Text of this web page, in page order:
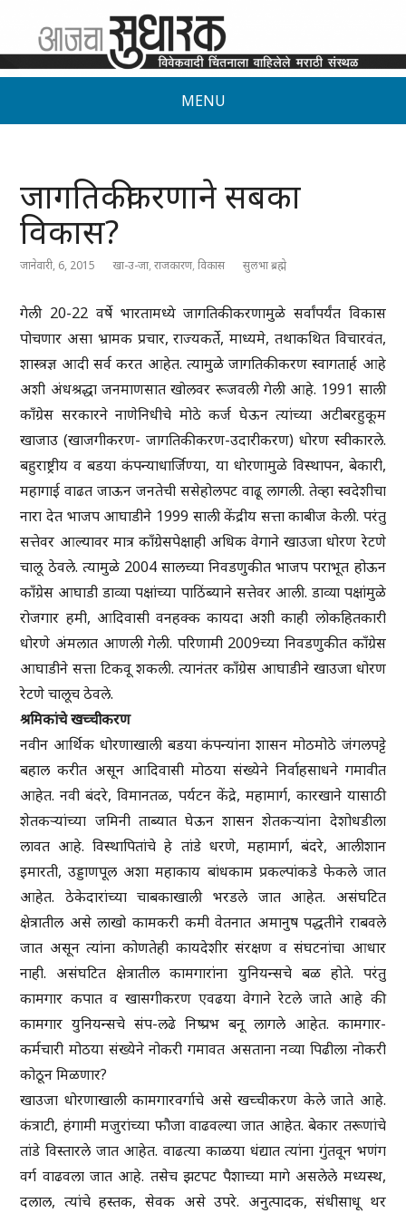
MENU
जागतिकीकरणाने सबका
विकास?
जानेवारी, 6, 2015 खा-उ-जा,राजकारण,विकास सुलभा ब्रह्मे
गेली 20-22 वर्षे भारतामध्ये जागतिकीकरणामुळे सर्वांपर्यंत विकास
पोचणार असा भ्रामक प्रचार, राज्यकर्ते, माध्यमे, तथाकथित विचारवंत,
शास्त्रज्ञ आदी सर्व करत आहेत. त्यामुळे जागतिकीकरण स्वागतार्ह आहे
अशी अंधश्रद्धा जनमाणसात खोलवर रूजवली गेली आहे. 1991 साली
काँग्रेस सरकारने नाणेनिधीचे मोठे कर्ज घेऊन त्यांच्या अटीबरहुकूम
खाजाउ (खाजगीकरण- जागतिकीकरण-उदारीकरण) धोरण स्वीकारले.
बहुराष्ट्रीय व बडया कंपन्याधार्जिण्या, या धोरणामुळे विस्थापन, बेकारी,
महागाई वाढत जाऊन जनतेची ससेहोलपट वाढू लागली. तेव्हा स्वदेशीचा
नारा देत भाजप आघाडीने 1999 साली केंद्रीय सत्ता काबीज केली. परंतु
सत्तेवर आल्यावर मात्र काँग्रेसपेक्षाही अधिक वेगाने खाउजा धोरण रेटणे
चालू ठेवले. त्यामुळे 2004 सालच्या निवडणुकीत भाजप पराभूत होऊन
काँग्रेस आघाडी डाव्या पक्षांच्या पाठिंब्याने सत्तेवर आली. डाव्या पक्षांमुळे
रोजगार हमी, आदिवासी वनहक्क कायदा अशी काही लोकहितकारी
धोरणे अंमलात आणली गेली. परिणामी 2009च्या निवडणुकीत काँग्रेस
आघाडीने सत्ता टिकवू शकली. त्यानंतर काँग्रेस आघाडीने खाउजा धोरण
रेटणे चालूच ठेवले.
श्रमिकांचे खच्चीकरण
नवीन आर्थिक धोरणाखाली बडया कंपन्यांना शासन मोठमोठे जंगलपट्टे
बहाल करीत असून आदिवासी मोठया संख्येने निर्वाहसाधने गमावीत
आहेत. नवी बंदरे, विमानतळ, पर्यटन केंद्रे, महामार्ग, कारखाने यासाठी
शेतकऱ्यांच्या जमिनी ताब्यात घेऊन शासन शेतकऱ्यांना देशोधडीला
लावत आहे. विस्थापितांचे हे तांडे धरणे, महामार्ग, बंदरे, आलीशान
इमारती, उड्डाणपूल अशा महाकाय बांधकाम प्रकल्पांकडे फेकले जात
आहेत. ठेकेदारांच्या चाबकाखाली भरडले जात आहेत. असंघटित
क्षेत्रातील असे लाखो कामकरी कमी वेतनात अमानुष पद्धतीने राबवले
जात असून त्यांना कोणतेही कायदेशीर संरक्षण व संघटनांचा आधार
नाही. असंघटित क्षेत्रातील कामगारांना युनियन्सचे बळ होते. परंतु
कामगार कपात व खासगीकरण एवढया वेगाने रेटले जाते आहे की
कामगार युनियन्सचे संप-लढे निष्प्रभ बनू लागले आहेत. कामगार-
कर्मचारी मोठया संख्येने नोकरी गमावत असताना नव्या पिढीला नोकरी
कोठून मिळणार?
खाउजा धोरणाखाली कामगारवर्गाचे असे खच्चीकरण केले जाते आहे.
कंत्राटी, हंगामी मजुरांच्या फौजा वाढवल्या जात आहेत. बेकार तरूणांचे
तांडे विस्तारले जात आहेत. वाढत्या काळया धंद्यात त्यांना गुंतवून भणंग
वर्ग वाढवला जात आहे. तसेच झटपट पैशाच्या मागे असलेले मध्यस्थ,
दलाल, त्यांचे हस्तक, सेवक असे उपरे. अनुत्पादक, संधीसाधू थर